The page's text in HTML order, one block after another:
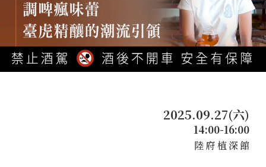
菁英團隊
永續服務
質感樂活
陸府基金會
FOUNDATION
關於陸府基金會
2025.09.27(六)
14:00-16:00
陸府植深館